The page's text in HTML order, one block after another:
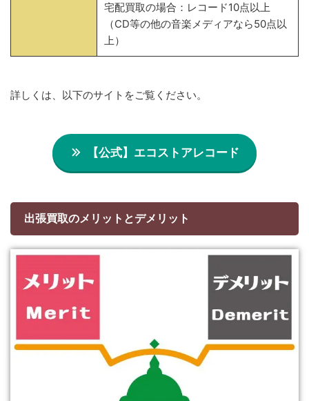
宅配買取の場合：レコード10点以上
（CD等の他の音楽メディアなら50点以
上）
詳しくは、以下のサイトをご覧ください。
【公式】エコストアレコード
出張買取のメリットとデメリット